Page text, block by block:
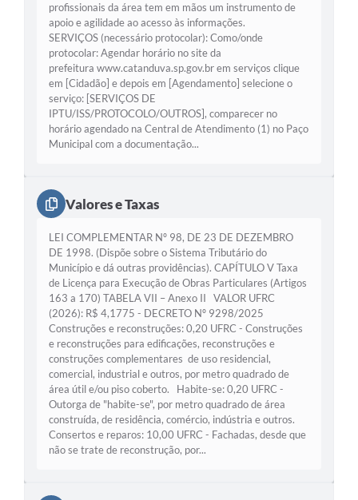
Editaisprofissionais da área tem em mãos um instrumento de
apoio e agilidade ao acesso às informações.
SERVIÇOS (necessário protocolar): Como/onde
protocolar: Agendar horário no site da
prefeitura www.catanduva.sp.gov.br em serviços clique
em [Cidadão] e depois em [Agendamento] selecione o
serviço: [SERVIÇOS DE
IPTU/ISS/PROTOCOLO/OUTROS], comparecer no
horário agendado na Central de Atendimento (1) no Paço
Municipal com a documentação...
Valores e Taxas
LEI COMPLEMENTAR Nº 98, DE 23 DE DEZEMBRO
DE 1998. (Dispõe sobre o Sistema Tributário do
Município e dá outras providências). CAPÍTULO V Taxa
de Licença para Execução de Obras Particulares (Artigos
163 a 170) TABELA VII – Anexo II VALOR UFRC
(2026): R$ 4,1775 - DECRETO Nº 9298/2025
Construções e reconstruções: 0,20 UFRC - Construções
e reconstruções para edificações, reconstruções e
construções complementares de uso residencial,
comercial, industrial e outros, por metro quadrado de
área útil e/ou piso coberto. Habite-se: 0,20 UFRC -
Outorga de "habite-se", por metro quadrado de área
construída, de residência, comércio, indústria e outros.
Consertos e reparos: 10,00 UFRC - Fachadas, desde que
não se trate de reconstrução, por...